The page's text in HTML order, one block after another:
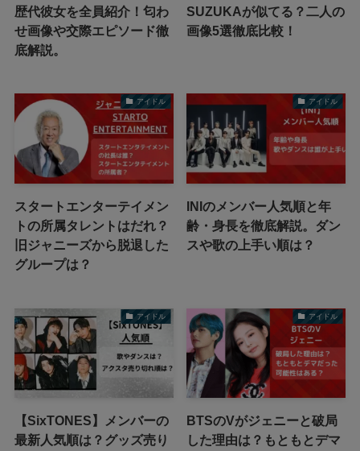
歴代彼女を全員紹介！匂わ
せ画像や交際エピソード徹
底解説。
SUZUKAが似てる？二人の
画像5選徹底比較！
アイドル
スタートエンターテイメン
トの所属タレントはだれ？
旧ジャニーズから脱退した
グループは？
アイドル
INIのメンバー人気順と年
齢・身長を徹底解説。ダン
スや歌の上手い順は？
アイドル
【SixTONES】メンバーの
最新人気順は？グッズ売り
アイドル
BTSのVがジェニーと破局
した理由は？もともとデマ